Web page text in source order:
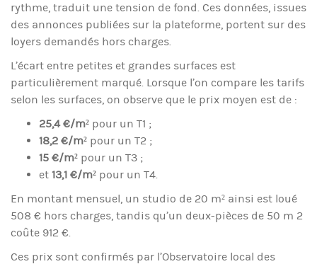
rythme, traduit une tension de fond. Ces données, issues
des annonces publiées sur la plateforme, portent sur des
loyers demandés hors charges.
L’écart entre petites et grandes surfaces est
particulièrement marqué. Lorsque l’on compare les tarifs
selon les surfaces, on observe que le prix moyen est de :
25,4 €/m² pour un T1 ;
18,2 €/m² pour un T2 ;
15 €/m² pour un T3 ;
et 13,1 €/m² pour un T4.
En montant mensuel, un studio de 20 m² ainsi est loué
508 € hors charges, tandis qu’un deux-pièces de 50 m 2
coûte 912 €.
Ces prix sont confirmés par l’Observatoire local des